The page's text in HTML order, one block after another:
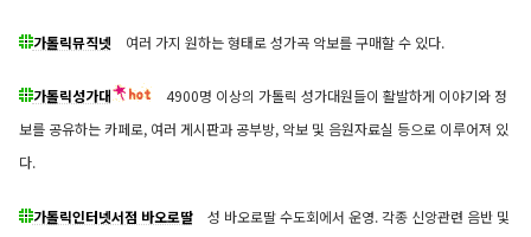
가톨릭뮤직넷 여러 가지 원하는 형태로 성가곡 악보를 구매할 수 있다.
가톨릭성가대
4900명 이상의 가톨릭 성가대원들이 활발하게 이야기와 정
보를 공유하는 카페로, 여러 게시판과 공부방, 악보 및 음원자료실 등으로 이루어져 있
다.
가톨릭인터넷서점 바오로딸성 바오로딸 수도회에서 운영. 각종 신앙관련 음반 및